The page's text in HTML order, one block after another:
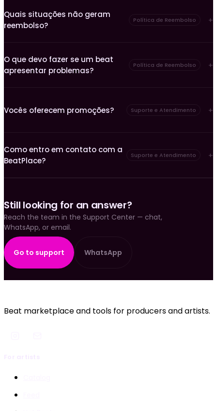
Quais situações não geram
reembolso?
Política de Reembolso
O que devo fazer se um beat
apresentar problemas?
Política de Reembolso
Vocês oferecem promoções? Suporte e Atendimento
Como entro em contato com a
BeatPlace?
Suporte e Atendimento
Still looking for an answer?
Reach the team in the Support Center — chat,
WhatsApp, or email.
Go to support WhatsApp
Beat marketplace and tools for producers and artists.